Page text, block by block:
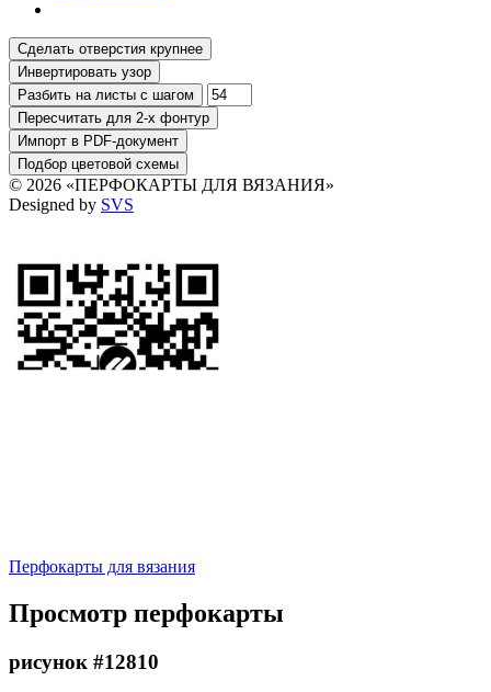
© 2026 «ПЕРФОКАРТЫ ДЛЯ ВЯЗАНИЯ»
Designed by SVS
Перфокарты для вязания
Просмотр перфокарты
рисунок #12810